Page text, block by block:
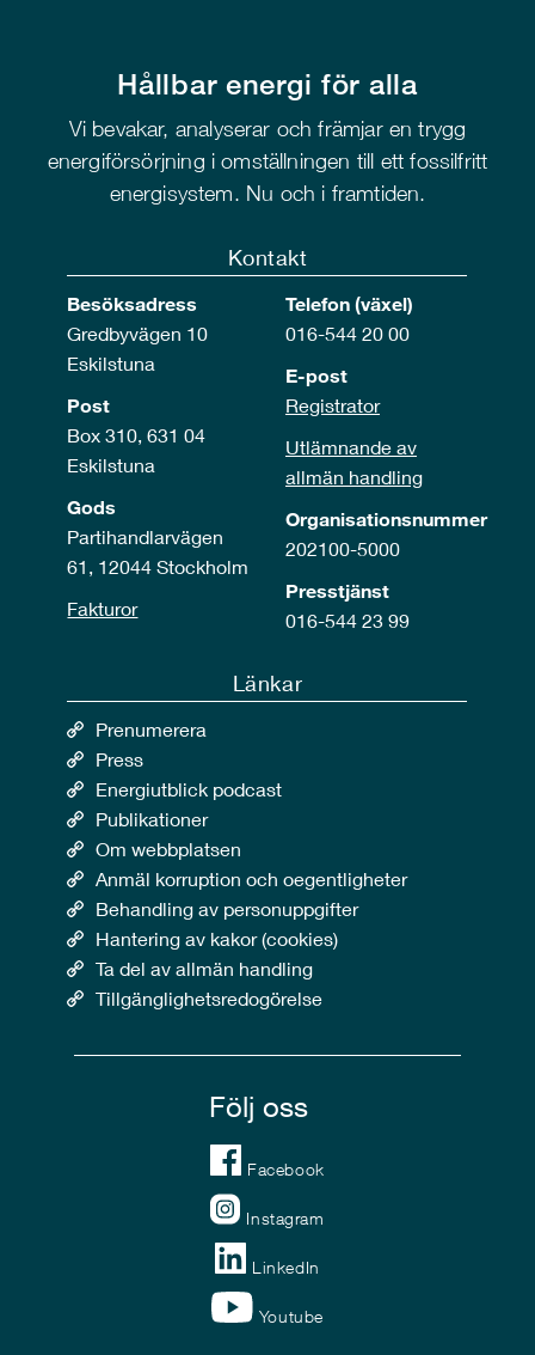
Hållbar energi för alla
Vi bevakar, analyserar och främjar en trygg
energiförsörjning i omställningen till ett fossilfritt
energisystem. Nu och i framtiden.
Kontakt
Besöksadress
Gredbyvägen 10
Eskilstuna
Post
Box 310, 631 04
Eskilstuna
Gods
Partihandlarvägen
61, 12044 Stockholm
Fakturor
Telefon (växel)
016-544 20 00
E-post
Registrator
Utlämnande av
allmän handling
Organisationsnummer
202100-5000
Presstjänst
016-544 23 99
Länkar
Prenumerera
Press
Energiutblick podcast
Publikationer
Om webbplatsen
Anmäl korruption och oegentligheter
Behandling av personuppgifter
Hantering av kakor (cookies)
Ta del av allmän handling
Tillgänglighetsredogörelse
Följ oss
Facebook
Instagram
LinkedIn
Youtube